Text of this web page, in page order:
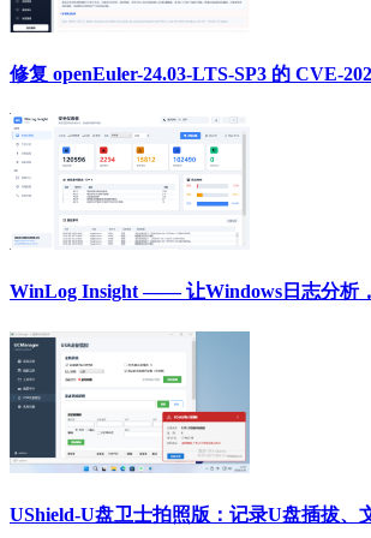
修复 openEuler-24.03-LTS-SP3 的 CVE-
WinLog Insight —— 让Windows日志分析
UShield-U盘卫士拍照版：记录U盘插拔、